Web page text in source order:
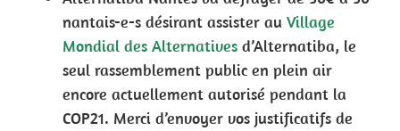
nantais-e-s désirant assister au Village
Mondial des Alternatives d’Alternatiba, le
seul rassemblement public en plein air
encore actuellement autorisé pendant la
COP21. Merci d’envoyer vos justificatifs de